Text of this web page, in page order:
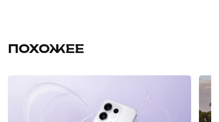
ПОХОЖЕЕ